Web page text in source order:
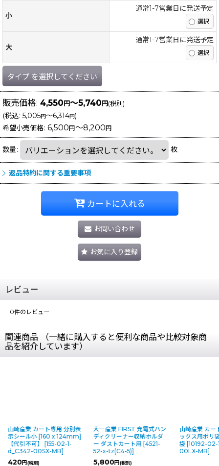
小
通常1-7営業日に発送予定
大
通常1-7営業日に発送予定
タイプ を選択してください
販売価格: 4,550円～5,740円(税別)
(税込: 5,005円～6,314円)
希望小売価格: 6,500 円 ～8,200 円
数量: 枚
返品特約に関する重要事項
カートに入れる
お問い合わせ
お気に入り登録
レビュー
0件のレビュー
関連商品 （一緒に購入すると便利な商品や比較対象商
品を紹介しています）
山崎産業 カート専用 分別表
示シール小 [160 x 124mm]
【代引不可】
[155-02-1-
d_C342-00SX-MB]
420円(税別)
大一産業 FIRST 充電式ハン
ディクリーナー収納ホルダ
ー ダストカート用 [4521-
52-x-tz(C4-5)]
5,800円(税別)
山崎産業 カー
ックス用ポリ
袋 [10192-02-
00LX-MB]